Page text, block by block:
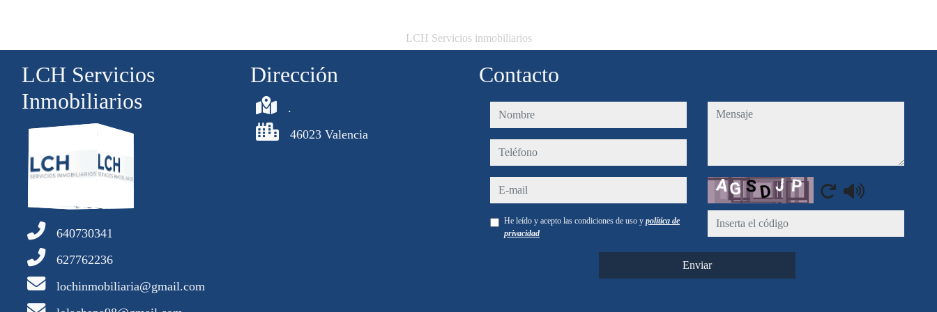
LCH Servicios inmobiliarios
LCH Servicios
Inmobiliarios
640730341
627762236
lochinmobiliaria@gmail.com
Dirección
.
46023 Valencia
Contacto
nombre
teléfono
e-mail
He leído y acepto las condiciones de uso y política de
privacidad
mensaje
Captcha
Enviar